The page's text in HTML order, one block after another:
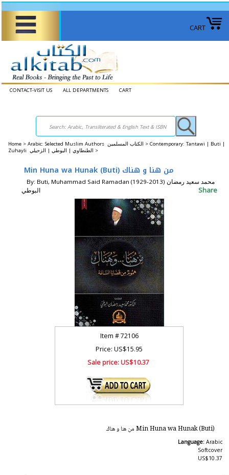
CART
CONTACT-VISIT US ALL DEPARTMENTS CART
Home > Arabic: Selected Muslim Authors الكتاب المسلمين > Contemporary: Tantawi | Buti |
Zuhayli الطنطاوي | البوطي | الزحيلي >
Min Huna wa Hunak (Buti) من هنا و هناك
By: Buti, Muhammad Said Ramadan (1929-2013) محمد سعيد رمضان
البوطي
Share
Item #72106
Price: US$15.95
Sale price:US$10.37
Min Huna wa Hunak (Buti) من هنا و هناك
Language: Arabic
Softcover
US$10.37